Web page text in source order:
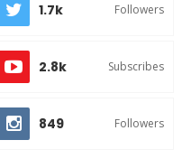
1.7k Followers
2.8k Subscribes
849 Followers